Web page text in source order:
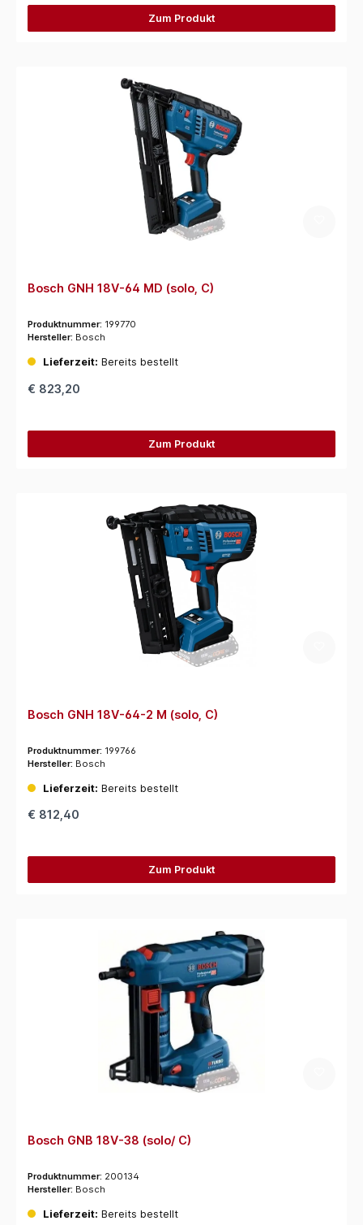
Zum Produkt
Bosch GNH 18V-64 MD (solo, C)
Produktnummer: 199770
Hersteller: Bosch
Lieferzeit: Bereits bestellt
€ 823,20
Zum Produkt
Bosch GNH 18V-64-2 M (solo, C)
Produktnummer: 199766
Hersteller: Bosch
Lieferzeit: Bereits bestellt
€ 812,40
Zum Produkt
Bosch GNB 18V-38 (solo/ C)
Produktnummer: 200134
Hersteller: Bosch
Lieferzeit: Bereits bestellt